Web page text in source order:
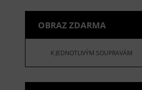
OBRAZ ZDARMA
K JEDNOTLIVÝM SOUPRAVÁM